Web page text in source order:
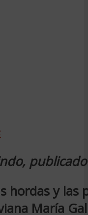
hordas y las
María